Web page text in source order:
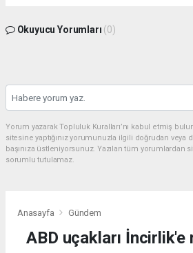
Okuyucu Yorumları (0)
Yorum yazarak Topluluk Kuralları’nı kabul etmiş
sitesine yaptığınız yorumunuzla ilgili doğrudan veya
başınıza üstleniyorsunuz. Yazılan tüm yorumlardan
sorumlu tutulamaz.
Anasayfa Gündem
ABD uçakları İncirlik'e